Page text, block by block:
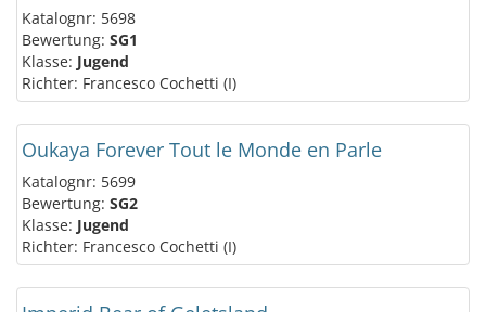
Katalognr: 5698
Bewertung: SG1
Klasse: Jugend
Richter: Francesco Cochetti (I)
Oukaya Forever Tout le Monde en Parle
Katalognr: 5699
Bewertung: SG2
Klasse: Jugend
Richter: Francesco Cochetti (I)